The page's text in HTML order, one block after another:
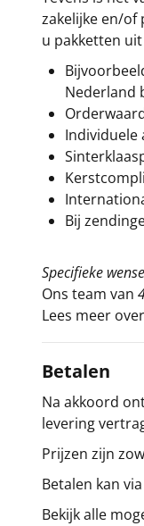
zakelijke en/of
u pakketten
Nederland
Individuele
Bij
Specifieke
Ons team van
Lees meer over
Betalen
Na akkoord
levering
Prijzen zijn
Betalen kan
Bekijk alle